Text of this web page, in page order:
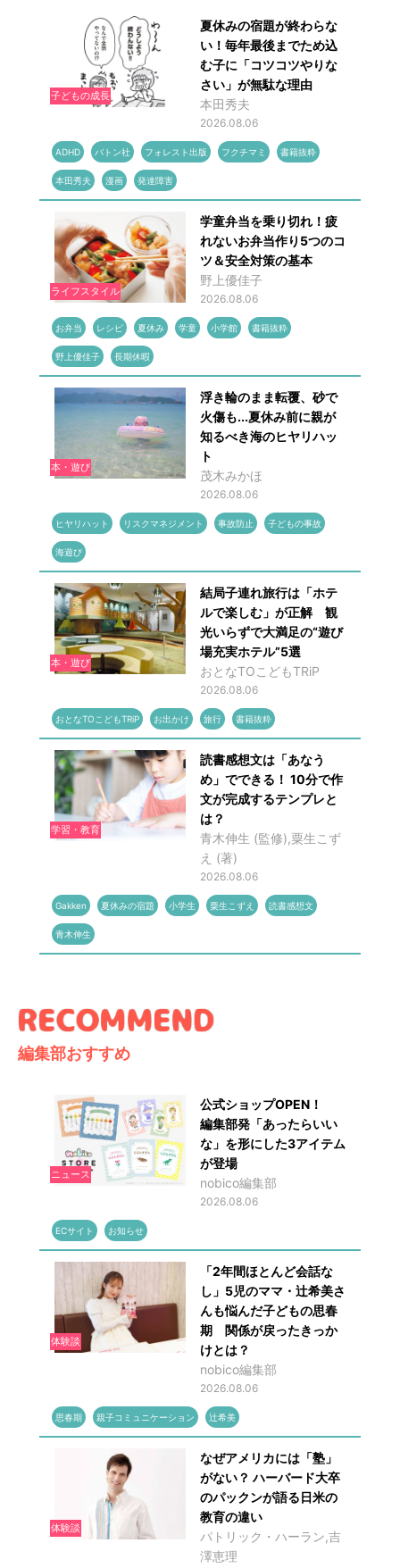
子どもの成長
夏休みの宿題が終わらな
い！毎年最後までため込
む子に「コツコツやりな
さい」が無駄な理由
本田秀夫
2026.08.06
ADHD バトン社 フォレスト出版 フクチマミ 書籍抜粋
本田秀夫 漫画 発達障害
ライフスタイル
学童弁当を乗り切れ！疲
れないお弁当作り5つのコ
ツ＆安全対策の基本
野上優佳子
2026.08.06
お弁当 レシピ 夏休み 学童 小学館 書籍抜粋
野上優佳子 長期休暇
本・遊び
浮き輪のまま転覆、砂で
火傷も...夏休み前に親が
知るべき海のヒヤリハッ
ト
茂木みかほ
2026.08.06
ヒヤリハット リスクマネジメント 事故防止 子どもの事故
海遊び
本・遊び
結局子連れ旅行は「ホテ
ルで楽しむ」が正解 観
光いらずで大満足の“遊び
場充実ホテル”5選
おとなTOこどもTRiP
2026.08.06
おとなTOこどもTRiP お出かけ 旅行 書籍抜粋
学習・教育
読書感想文は「あなう
め」でできる！ 10分で作
文が完成するテンプレと
は？
青木伸生 (監修),粟生こず
え (著)
2026.08.06
Gakken 夏休みの宿題 小学生 粟生こずえ 読書感想文
青木伸生
編集部おすすめ
ニュース
公式ショップOPEN！
編集部発「あったらいい
な」を形にした3アイテム
が登場
nobico編集部
2026.08.06
ECサイト お知らせ
体験談
「2年間ほとんど会話な
し」5児のママ・辻希美さ
んも悩んだ子どもの思春
期 関係が戻ったきっか
けとは？
nobico編集部
2026.08.06
思春期 親子コミュニケーション 辻希美
体験談
なぜアメリカには「塾」
がない？ ハーバード大卒
のパックンが語る日米の
教育の違い
パトリック・ハーラン,吉
澤恵理